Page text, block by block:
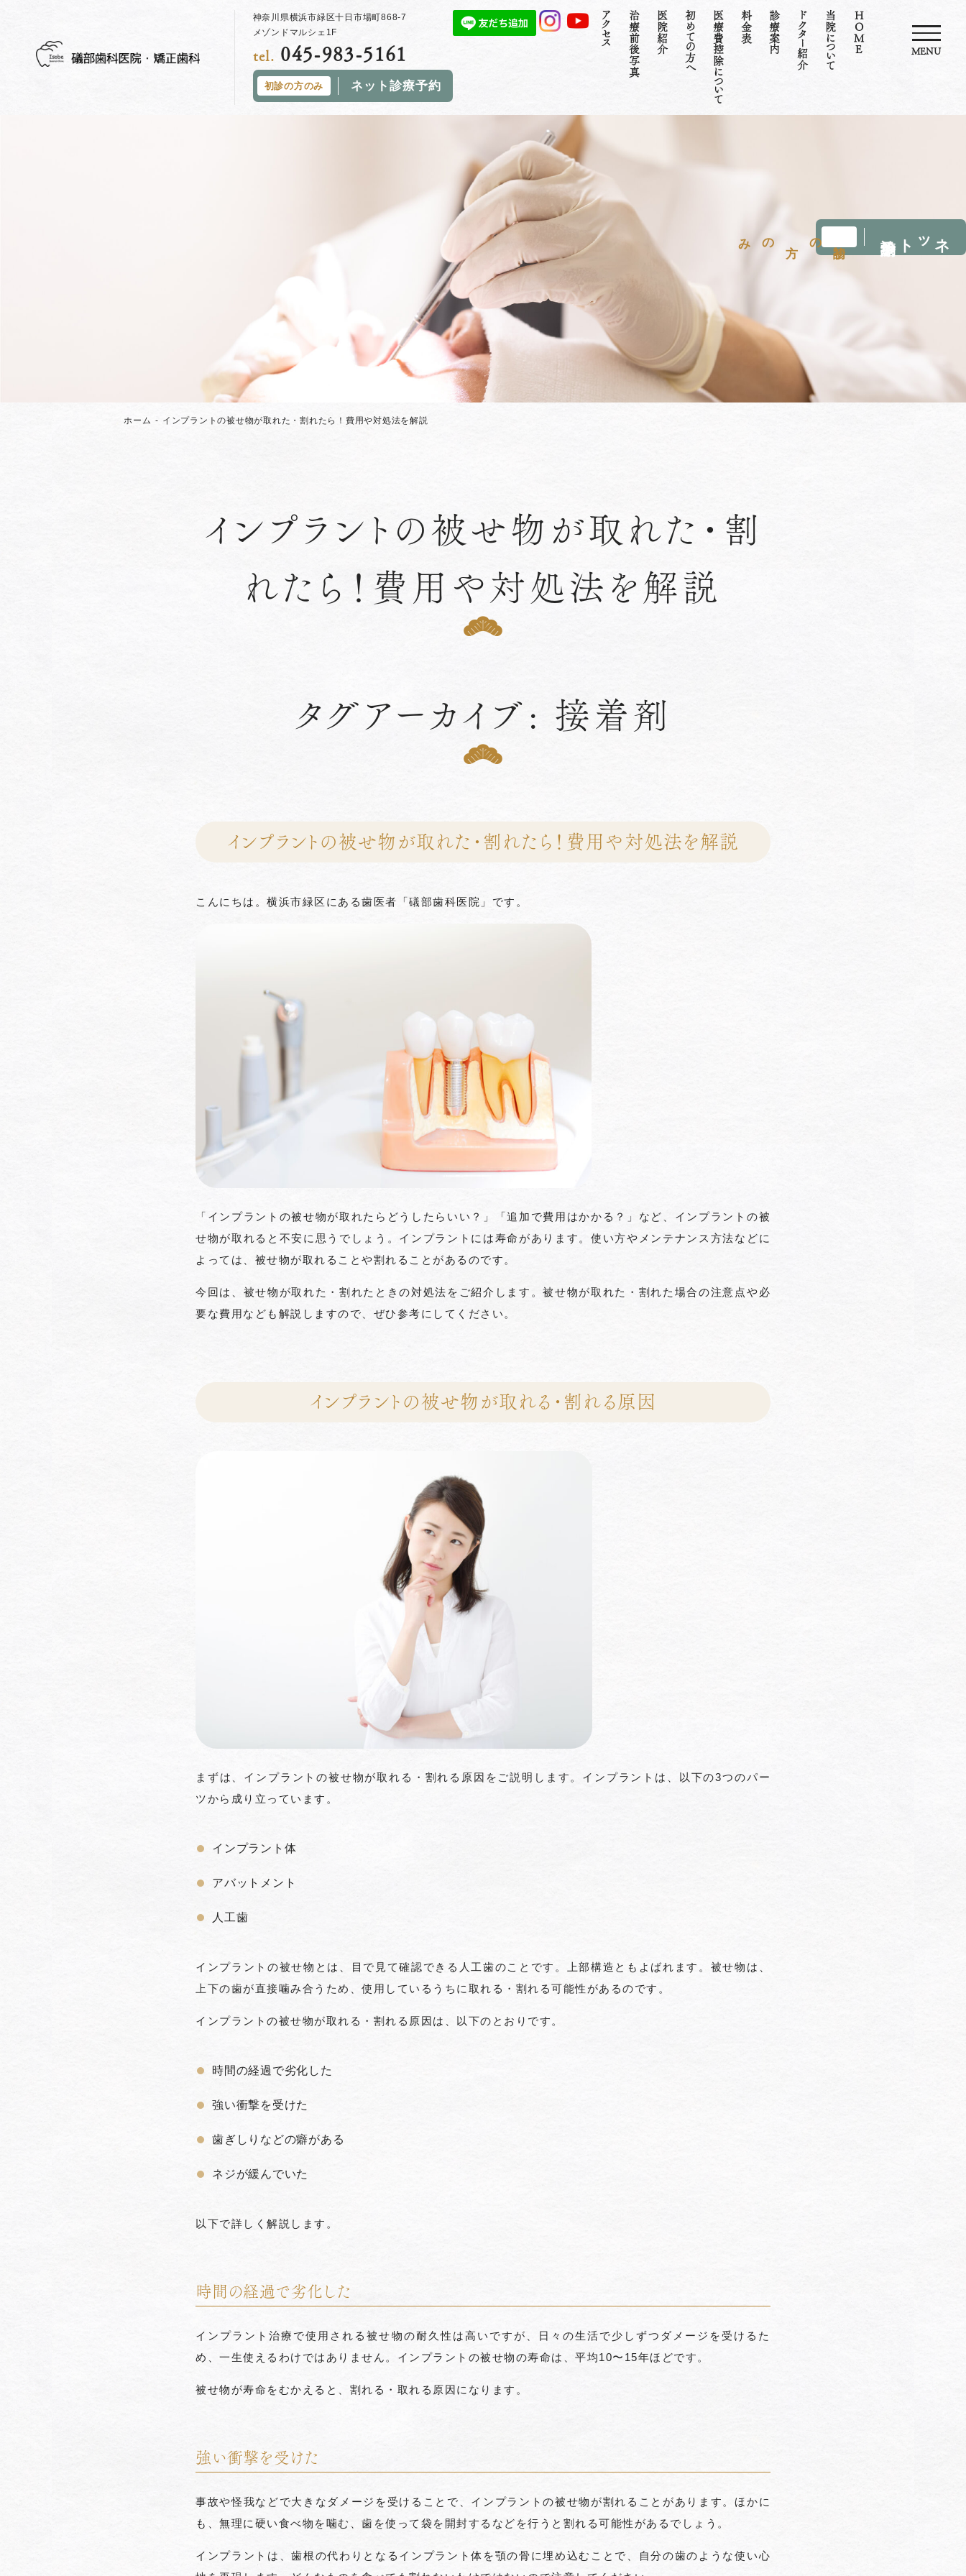
の
のみ
MENU
HOME
当院について
ドクター紹介
診療案内
料金表
医療費控除について
初めての方へ
医院紹介
治療前後写真
アクセス
神奈川県横浜市緑区十日市場町868-7
メゾンドマルシェ1F
tel. 045-983-5161
初診の方のみ ネット診療予約
ホーム インプラントの被せ物が取れた・割れたら！費用や対処法を解説
インプラントの被せ物が取れた・割
れたら！費用や対処法を解説
タグアーカイブ: 接着剤
インプラントの被せ物が取れた・割れたら！費用や対処法を解説
こんにちは。横浜市緑区にある歯医者「礒部歯科医院」です。
「インプラントの被せ物が取れたらどうしたらいい？」「追加で費用はかかる？」など、インプラントの被
せ物が取れると不安に思うでしょう。インプラントには寿命があります。使い方やメンテナンス方法などに
よっては、被せ物が取れることや割れることがあるのです。
今回は、被せ物が取れた・割れたときの対処法をご紹介します。被せ物が取れた・割れた場合の注意点や必
要な費用なども解説しますので、ぜひ参考にしてください。
インプラントの被せ物が取れる・割れる原因
まずは、インプラントの被せ物が取れる・割れる原因をご説明します。インプラントは、以下の3つのパー
ツから成り立っています。
インプラント体
アバットメント
人工歯
インプラントの被せ物とは、目で見て確認できる人工歯のことです。上部構造ともよばれます。被せ物は、
上下の歯が直接噛み合うため、使用しているうちに取れる・割れる可能性があるのです。
インプラントの被せ物が取れる・割れる原因は、以下のとおりです。
時間の経過で劣化した
強い衝撃を受けた
歯ぎしりなどの癖がある
ネジが緩んでいた
以下で詳しく解説します。
時間の経過で劣化した
インプラント治療で使用される被せ物の耐久性は高いですが、日々の生活で少しずつダメージを受けるた
め、一生使えるわけではありません。インプラントの被せ物の寿命は、平均10〜15年ほどです。
被せ物が寿命をむかえると、割れる・取れる原因になります。
強い衝撃を受けた
事故や怪我などで大きなダメージを受けることで、インプラントの被せ物が割れることがあります。ほかに
も、無理に硬い食べ物を噛む、歯を使って袋を開封するなどを行うと割れる可能性があるでしょう。
インプラントは、歯根の代わりとなるインプラント体を顎の骨に埋め込むことで、自分の歯のような使い心